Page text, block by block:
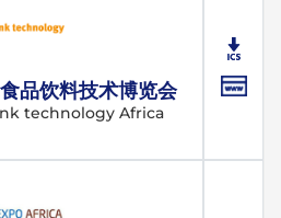
品饮料技术博览会
technology Africa